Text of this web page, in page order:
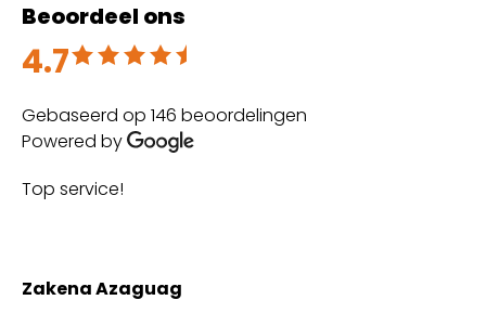
Beoordeel ons
4.7
Beoordeeld met 4.7 uit 5
Gebaseerd op 146 beoordelingen
Powered by
Top service!
Zakena Azaguag